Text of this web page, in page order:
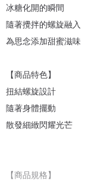
冰糖化開的瞬間
隨著攪拌的螺旋融入
為思念添加甜蜜滋味
【商品特色】
扭結螺旋設計
隨著身體擺動
散發細緻閃耀光芒
【商品規格】